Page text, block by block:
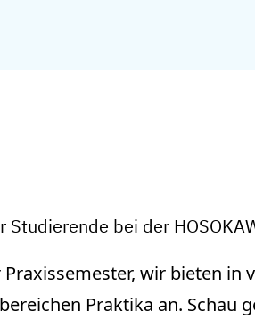
bei der
wir bieten in
Praktika an. Schau